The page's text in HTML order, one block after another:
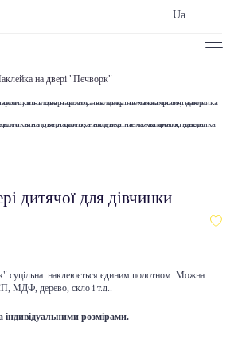
Ua
на двері "Печворк"
дитячої для дівчинки
суцільна: наклеюється єдиним полотном. Можна
МДФ, дерево, скло і т.д..
розмірами.